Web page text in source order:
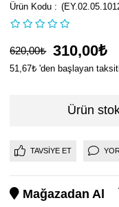
620,00₺ 310,00₺
51,67₺ 'den başlayan
Ürün
TAVSIYE ET
Mağazadan Al